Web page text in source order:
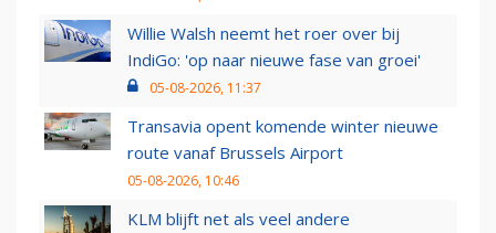
Willie Walsh neemt het roer over bij
IndiGo: 'op naar nieuwe fase van groei'
05-08-2026, 11:37
Transavia opent komende winter nieuwe
route vanaf Brussels Airport
05-08-2026, 10:46
KLM blijft net als veel andere